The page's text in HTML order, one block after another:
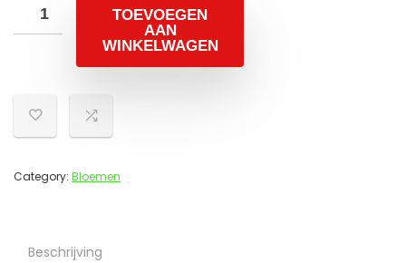
TOEVOEGEN
AAN
WINKELWAGEN
Category: Bloemen
Beschrijving